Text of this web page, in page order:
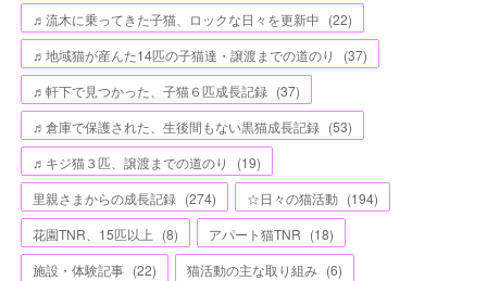
♬流木に乗ってきた子猫、ロックな日々を更新中 (22)
♬地域猫が産んた14匹の子猫達・譲渡までの道のり
(37)
♬軒下で見つかった、子猫６匹成長記録 (37)
♬倉庫で保護された、生後間もない黒猫成長記録 (53)
♬キジ猫３匹、譲渡までの道のり
(19)
里親さまからの成長記録 (274) ☆日々の猫活動 (194)
花園TNR、15匹以上 (8) アパート猫TNR (18)
施設・体験記事 (22) 猫活動の主な取り組み (6)